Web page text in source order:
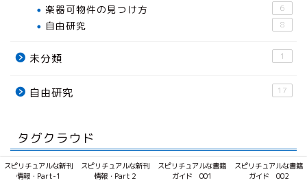
楽器可物件の見つけ方 6
自由研究 8
未分類 1
自由研究 17
タグクラウド
AI
スピリチュアルな新刊
情報・Part-1
スピリチュアルな新刊
情報・Part２
スピリチュアルな書籍
ガイド 001
スピリチュアルな書籍
ガイド 002